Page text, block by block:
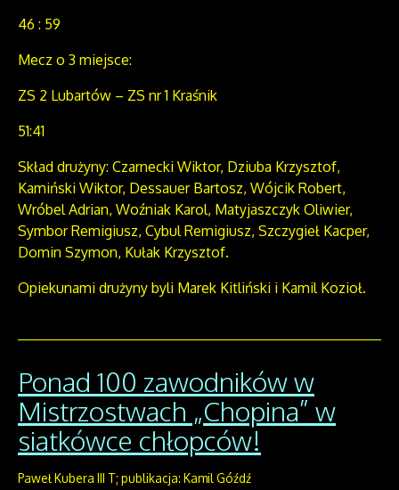
46 : 59
Mecz o 3 miejsce:
ZS 2 Lubartów – ZS nr 1 Kraśnik
51:41
Skład drużyny: Czarnecki Wiktor, Dziuba Krzysztof,
Kamiński Wiktor, Dessauer Bartosz, Wójcik Robert,
Wróbel Adrian, Woźniak Karol, Matyjaszczyk Oliwier,
Symbor Remigiusz, Cybul Remigiusz, Szczygieł Kacper,
Domin Szymon, Kułak Krzysztof.
Opiekunami drużyny byli Marek Kitliński i Kamil Kozioł.
Ponad 100 zawodników w
Mistrzostwach „Chopina” w
siatkówce chłopców!
Paweł Kubera III T; publikacja: Kamil Góźdź